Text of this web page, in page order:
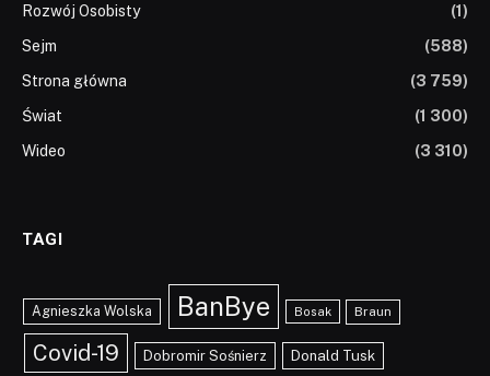
Rozwój Osobisty
(1)
Sejm
(588)
Strona główna
(3 759)
Świat
(1 300)
Wideo
(3 310)
TAGI
Agnieszka Wolska BanBye Bosak Braun
Covid-19 Dobromir Sośnierz Donald Tusk